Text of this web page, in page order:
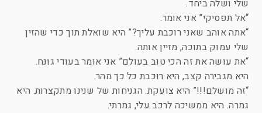
שלי ושלה ביחד.
“אל תפסיקי” אני אומר.
“אתה אוהב שאני רוכבת עליך?” היא שואלת תוך כדי שהזין
שלי עמוק בתוכה, מזיין אותה.
“את עושה את זה הכי טוב בעולם” אני אומר בעודי גונח.
היא מגבירה קצב, היא רוכבת כל כך מהר.
“זה מושלם!!!” היא צועקת. הגניחות של שנינו מתקצרות. היא
גמרה. היא ממשיכה לרכב עלי, גמרתי.